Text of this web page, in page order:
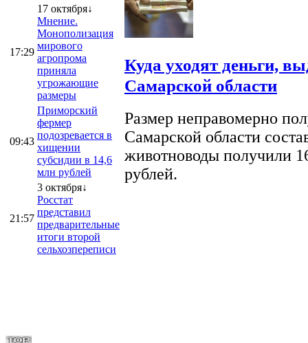
17:29
17 октября↓
Мнение.
Монополизация
мирового
агропрома
приняла
угрожающие
размеры
09:43
Приморский
фермер
подозревается в
хищении
субсидии в 14,6
млн рублей
21:57
3 октября↓
Росстат
представил
предварительные
итоги второй
сельхозпереписи
Куда уходят деньги,
Самарской области
Размер неправомерно
Самарской области
животноводы получили
рублей.